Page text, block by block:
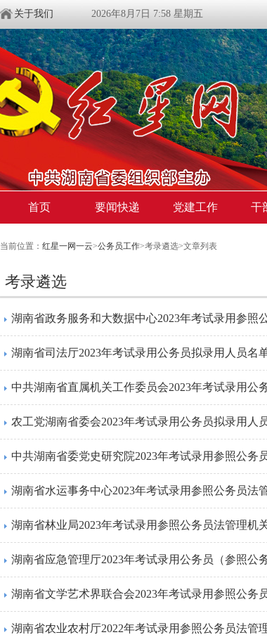
关于我们 2026年8月7日 7:58 星期五
首页 要闻快递 党建工作 干
当前位置： 红星一网一云>公务员工作>考录遴选>文章列表
考录遴选
湖南省司法厅2023年考试录用公务员拟录用人员名
中共湖南省直属机关工作委员会2023年考试录用公
农工党湖南省委会2023年考试录用公务员拟录用人
湖南省林业局2023年考试录用参照公务员法管理机
湖南省农业农村厅2022年考试录用参照公务员法管